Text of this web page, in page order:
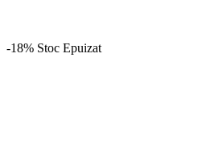
-18% Stoc Epuizat